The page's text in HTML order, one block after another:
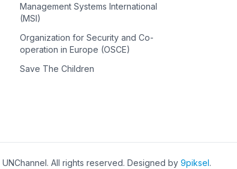
Management Systems International
(MSI)
Organization for Security and Co-
operation in Europe (OSCE)
Save The Children
UNChannel. All rights reserved. Designed by 9piksel.